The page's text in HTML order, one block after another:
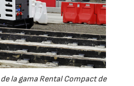
la gama Rental Compact de